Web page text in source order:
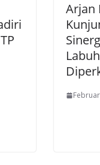
Arjan